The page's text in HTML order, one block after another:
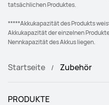
tatsächlichen Produktes.
*****Akkukapazität des Produkts
Akkukapazität der einzelnen
Nennkapazität des Akkus liegen.
Startseite Zubehör
PRODUKTE